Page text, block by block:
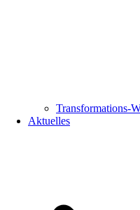
Transformations-
Aktuelles